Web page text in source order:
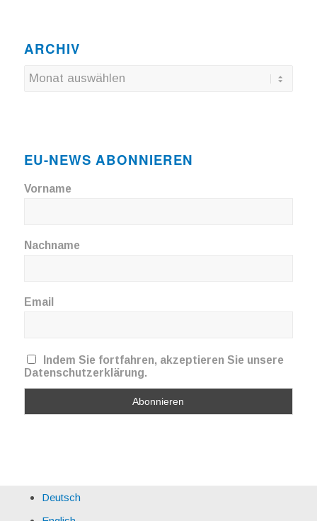
ARCHIV
EU-NEWS ABONNIEREN
Vorname
Nachname
Email
Indem Sie fortfahren, akzeptieren Sie unsere
Datenschutzerklärung.
Deutsch